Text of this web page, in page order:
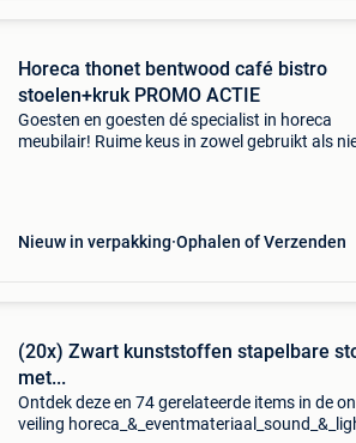
Horeca thonet bentwood café bistro
stoelen+kruk PROMO ACTIE
Goesten en goesten dé specialist in horeca
meubilair! Ruime keus in zowel gebruikt als
Nieuw in verpakking Ophalen of Verzenden
(20x) Zwart kunststoffen stapelbare
met...
Ontdek deze en 74 gerelateerde items in de
veiling